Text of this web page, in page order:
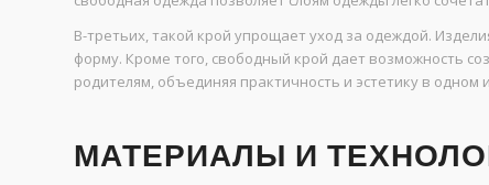
В-третьих, такой крой упрощает уход за одеждой.
форму. Кроме того, свободный крой дает возможность
родителям, объединяя практичность и эстетику в одном
МАТЕРИАЛЫ И